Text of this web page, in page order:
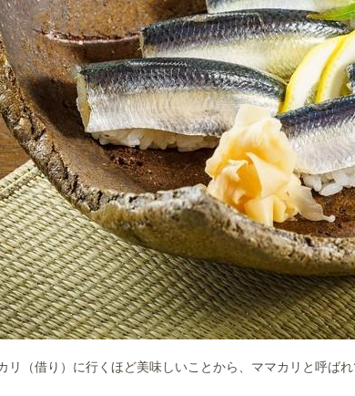
リ（借り）に行くほど美味しいことから、ママカリと呼ば